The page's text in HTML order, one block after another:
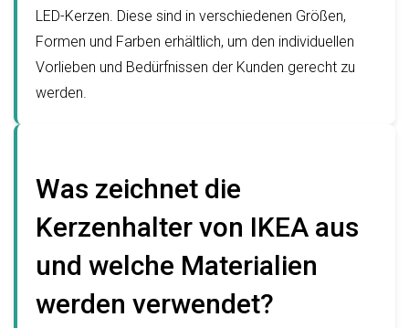
LED-Kerzen. Diese sind in verschiedenen Größen,
Formen und Farben erhältlich, um den individuellen
Vorlieben und Bedürfnissen der Kunden gerecht zu
werden.
Was zeichnet die
Kerzenhalter von IKEA aus
und welche Materialien
werden verwendet?